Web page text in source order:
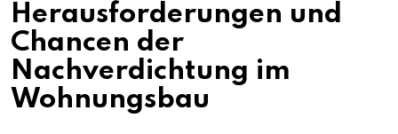
Herausforderungen und
Chancen der
Nachverdichtung im
Wohnungsbau